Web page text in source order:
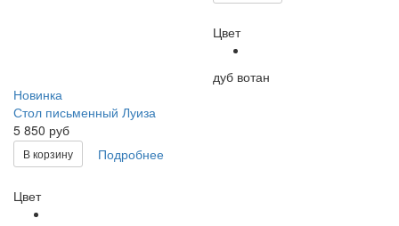
Цвет
дуб вотан
Новинка
Стол письменный Луиза
5 850 руб
В корзину Подробнее
Цвет